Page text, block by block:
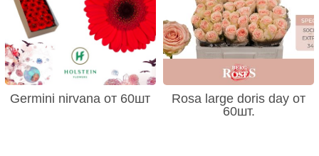
Germini nirvana от 60шт
Rosa large doris day от
60шт.